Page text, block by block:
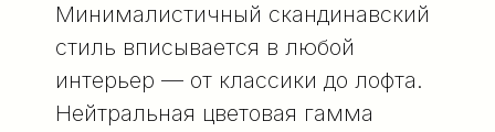
Минималистичный скандинавский
стиль вписывается в любой
интерьер — от классики до лофта.
Нейтральная цветовая гамма